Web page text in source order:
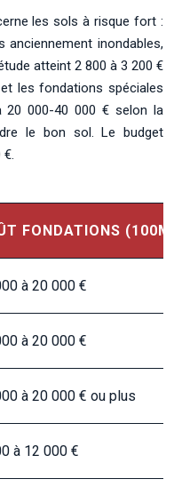
les sols à risque fort :
inondables,
atteint 2 800 à 3 200 €
les fondations spéciales
20 000-40 000 € selon la
le bon sol. Le budget
FONDATIONS
à 20 000 €
à 20 000 €
à 20 000 € ou plus
à 12 000 €